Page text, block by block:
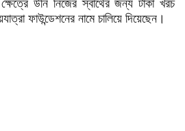
উনি নিজের স্বার্থের জন্য টাকা খরচ
ফাউন্ডেশনের নামে চালিয়ে দিয়েছেন।